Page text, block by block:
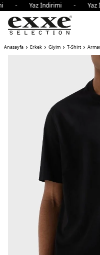
- Yaz İndirimi -
Anasayfa Erkek Giyim T-Shirt